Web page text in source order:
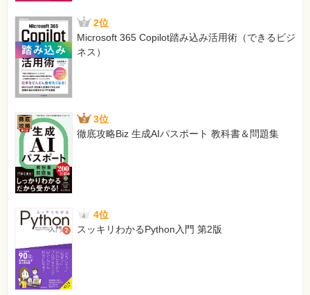
2位
Microsoft 365 Copilot踏み込み活用術（できるビジ
ネス）
3位
徹底攻略Biz 生成AIパスポート 教科書＆問題集
4位
スッキリわかるPython入門 第2版